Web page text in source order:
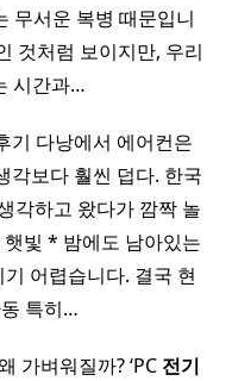
무서운 복병 때문입니
것처럼 보이지만, 우리
시간과…
기 다낭에서 에어컨은
각보다 훨씬 덥다. 한국
각하고 왔다가 깜짝 놀
빛 * 밤에도 남아있는
어렵습니다. 결국 현
특히…
가벼워질까? ‘PC 전기